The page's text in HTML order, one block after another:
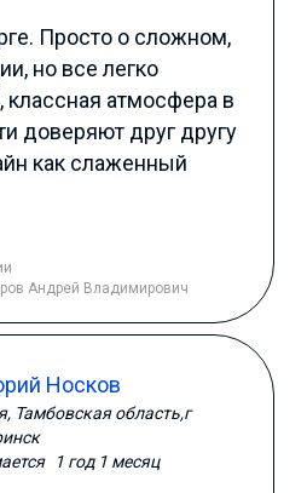
Просто о сложном,
но все легко
классная атмосфера в
доверяют друг другу
как слаженный
Андрей Владимирович
Носков
Тамбовская область,г
1 год 1 месяц